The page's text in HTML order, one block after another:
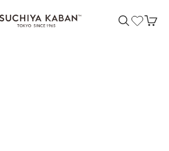
屋鞄製造所
検索を開く
カー